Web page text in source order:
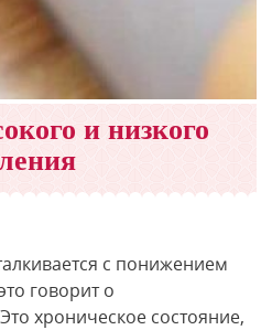
и низкого
с понижением
говорит о
хроническое состояние,